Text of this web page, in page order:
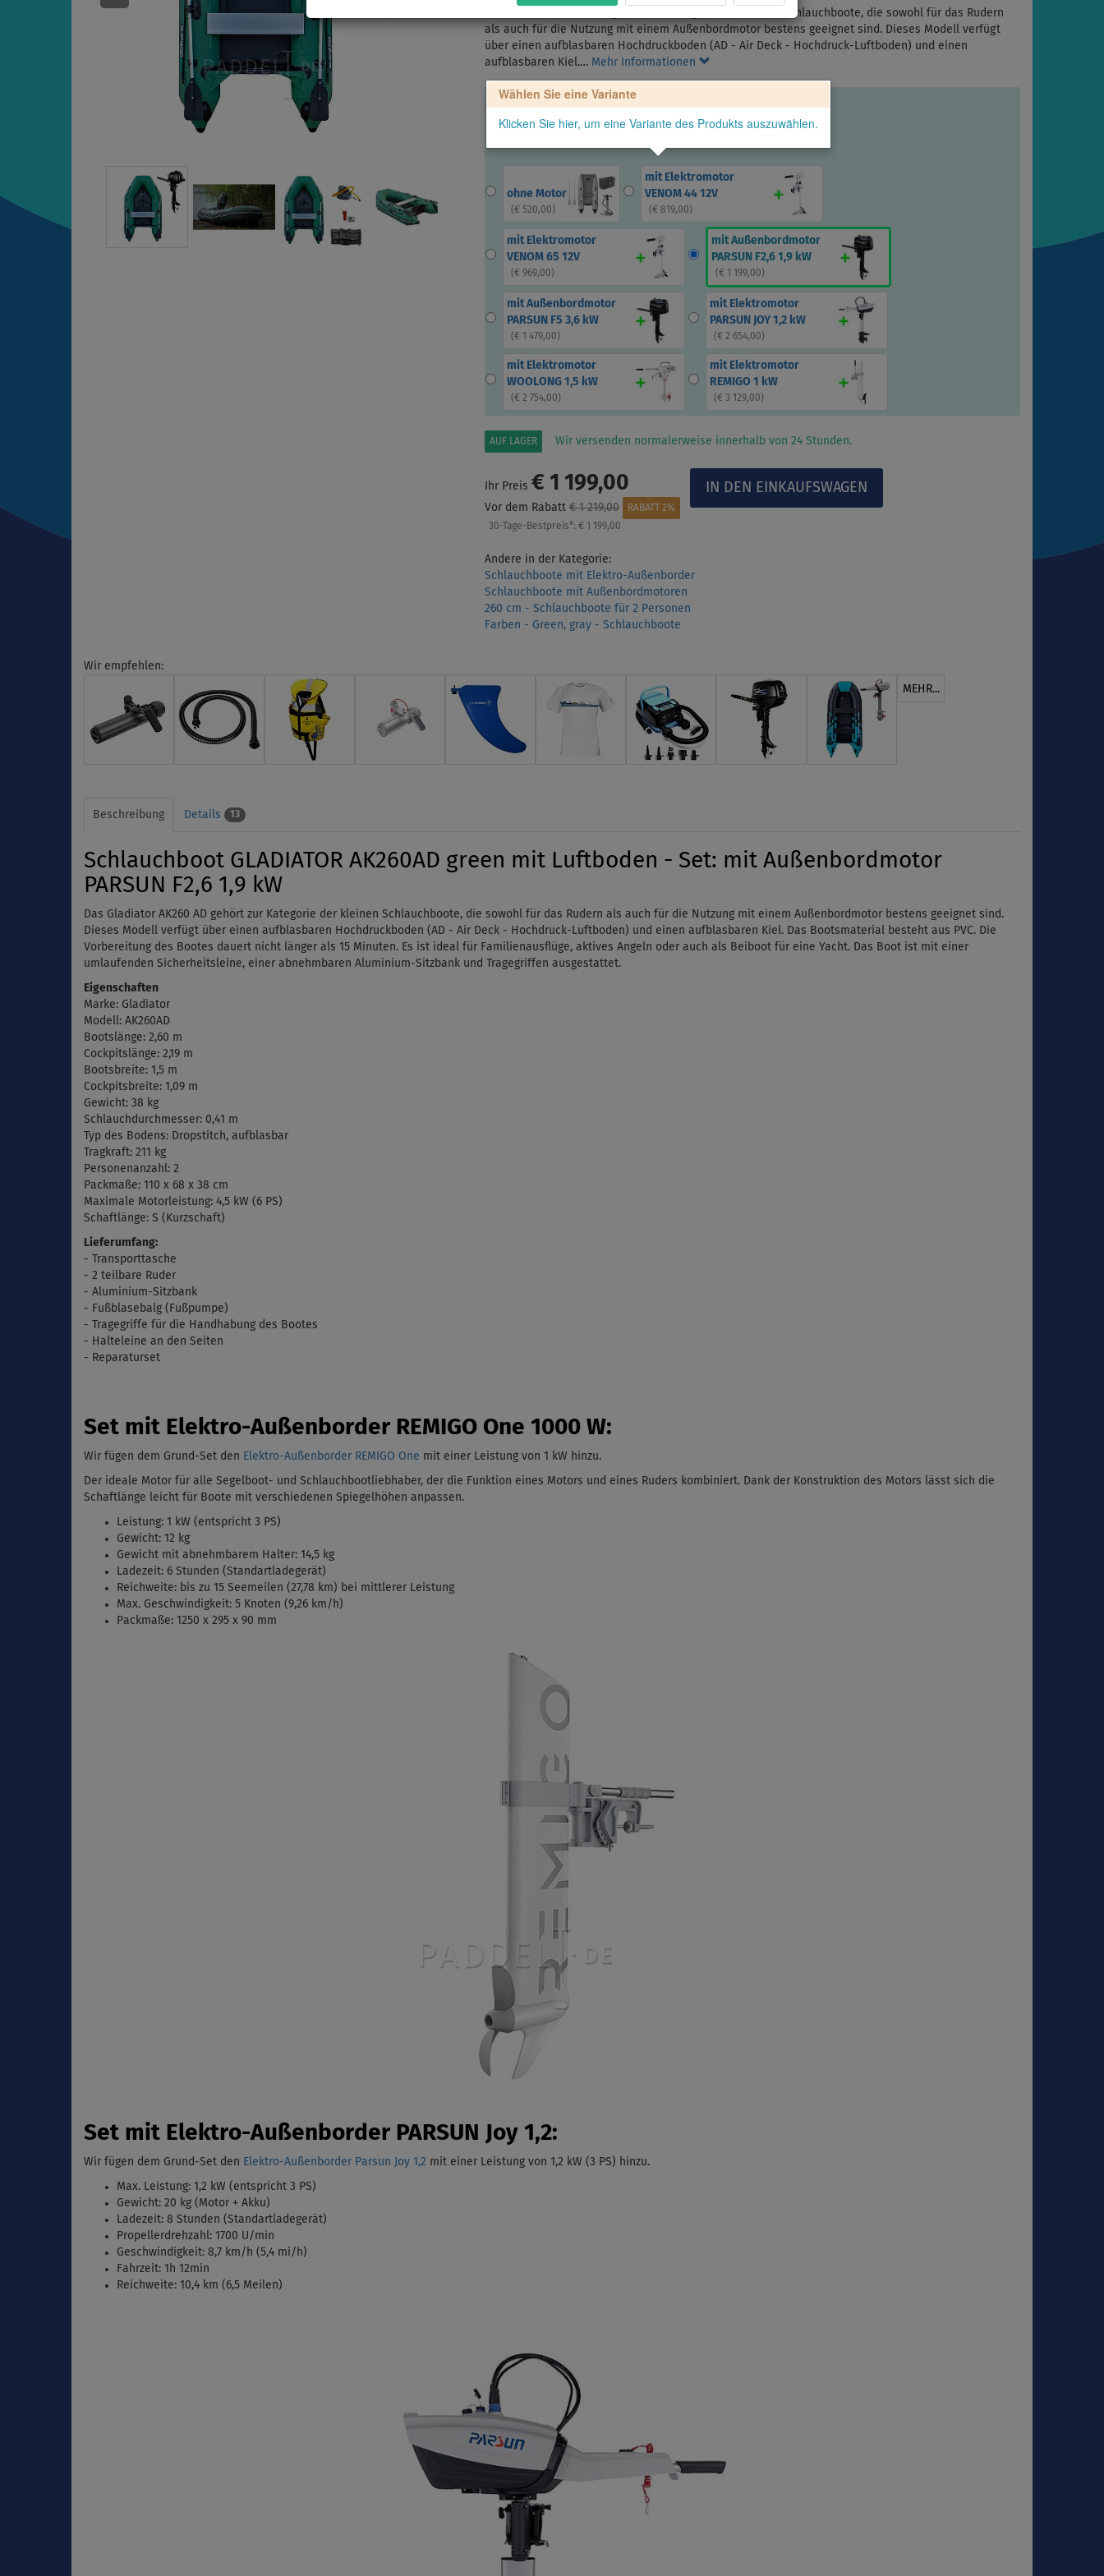
Das Gladiator AK260 AD gehört zur Kategorie der kleinen Schlauchboote, die sowohl für das Rudern
als auch für die Nutzung mit einem Außenbordmotor bestens geeignet sind. Dieses Modell verfügt
über einen aufblasbaren Hochdruckboden (AD - Air Deck - Hochdruck-Luftboden) und einen
aufblasbaren Kiel.… Mehr Informationen
Wählen Sie eine Variante
Klicken Sie hier, um eine Variante des Produkts auszuwählen.
ohne Motor
(€ 520,00)
mit Elektromotor
VENOM 44 12V
(€ 819,00)
mit Elektromotor
VENOM 65 12V
(€ 969,00)
mit Außenbordmotor
PARSUN F2,6 1,9 kW
(€ 1 199,00)
mit Außenbordmotor
PARSUN F5 3,6 kW
(€ 1 479,00)
mit Elektromotor
PARSUN JOY 1,2 kW
(€ 2 654,00)
mit Elektromotor
WOOLONG 1,5 kW
(€ 2 754,00)
mit Elektromotor
REMIGO 1 kW
(€ 3 129,00)
AUF LAGER Wir versenden normalerweise innerhalb von 24 Stunden.
Ihr Preis € 1 199,00
Vor dem Rabatt€ 1 219,00
RABATT 2%
30-Tage-Bestpreis*:€ 1 199,00
Andere in der Kategorie:
Schlauchboote mit Elektro-Außenborder
Schlauchboote mit Außenbordmotoren
260 cm - Schlauchboote für 2 Personen
Farben - Green, gray - Schlauchboote
Wir empfehlen:
MEHR...
Beschreibung Details 13
Schlauchboot GLADIATOR AK260AD green mit Luftboden - Set: mit Außenbordmotor
PARSUN F2,6 1,9 kW
Das Gladiator AK260 AD gehört zur Kategorie der kleinen Schlauchboote, die sowohl für das Rudern als auch für die Nutzung mit einem Außenbordmotor bestens geeignet sind.
Dieses Modell verfügt über einen aufblasbaren Hochdruckboden (AD - Air Deck - Hochdruck-Luftboden) und einen aufblasbaren Kiel. Das Bootsmaterial besteht aus PVC. Die
Vorbereitung des Bootes dauert nicht länger als 15 Minuten. Es ist ideal für Familienausflüge, aktives Angeln oder auch als Beiboot für eine Yacht. Das Boot ist mit einer
umlaufenden Sicherheitsleine, einer abnehmbaren Aluminium-Sitzbank und Tragegriffen ausgestattet.
Eigenschaften
Marke: Gladiator
Modell: AK260AD
Bootslänge: 2,60 m
Cockpitslänge: 2,19 m
Bootsbreite: 1,5 m
Cockpitsbreite: 1,09 m
Gewicht: 38 kg
Schlauchdurchmesser: 0,41 m
Typ des Bodens: Dropstitch, aufblasbar
Tragkraft: 211 kg
Personenanzahl: 2
Packmaße: 110 x 68 x 38 cm
Maximale Motorleistung: 4,5 kW (6 PS)
Schaftlänge: S ( Kurzschaft)
Lieferumfang:
- Transporttasche
- 2 teilbare Ruder
- Aluminium-Sitzbank
- Fußblasebalg ( Fußpumpe)
- Tragegriffe für die Handhabung des Bootes
- Halteleine an den Seiten
- Reparaturset
Set mit Elektro-Außenborder REMIGO One 1000 W:
Wir fügen dem Grund-Set den Elektro-Außenborder REMIGO One mit einer Leistung von 1 kW hinzu.
Der ideale Motor für alle Segelboot- und Schlauchbootliebhaber, der die Funktion eines Motors und eines Ruders kombiniert. Dank der Konstruktion des Motors lässt sich die
Schaftlänge leicht für Boote mit verschiedenen Spiegelhöhen anpassen.
Leistung: 1 kW (entspricht 3 PS)
Gewicht: 12 kg
Gewicht mit abnehmbarem Halter: 14,5 kg
Ladezeit: 6 Stunden (Standartladegerät)
Reichweite: bis zu 15 Seemeilen (27,78 km) bei mittlerer Leistung
Max. Geschwindigkeit: 5 Knoten (9,26 km/h)
Packmaße: 1250 x 295 x 90 mm
Set mit Elektro-Außenborder PARSUN Joy 1,2:
Wir fügen dem Grund-Set den Elektro-Außenborder Parsun Joy 1,2 mit einer Leistung von 1,2 kW (3 PS) hinzu.
Max. Leistung: 1,2 kW (entspricht 3 PS)
Gewicht: 20 kg (Motor + Akku)
Ladezeit: 8 Stunden (Standartladegerät)
Propellerdrehzahl: 1700 U/min
Geschwindigkeit: 8,7 km/h (5,4 mi/h)
Fahrzeit: 1h 12min
Reichweite: 10,4 km (6,5 Meilen)